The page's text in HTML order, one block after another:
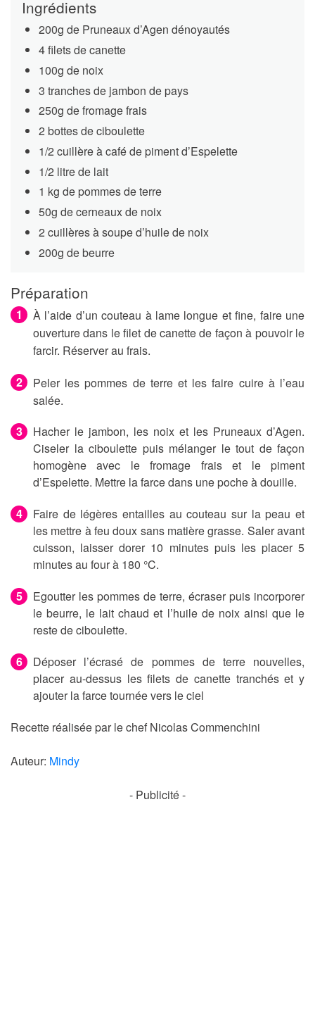
Ingrédients
200g de Pruneaux d’Agen dénoyautés
4 filets de canette
100g de noix
3 tranches de jambon de pays
250g de fromage frais
2 bottes de ciboulette
1/2 cuillère à café de piment d’Espelette
1/2 litre de lait
1 kg de pommes de terre
50g de cerneaux de noix
2 cuillères à soupe d’huile de noix
200g de beurre
Préparation
À l’aide d’un couteau à lame longue et fine, faire une
ouverture dans le filet de canette de façon à pouvoir le
farcir. Réserver au frais.
Peler les pommes de terre et les faire cuire à l’eau
salée.
Hacher le jambon, les noix et les Pruneaux d’Agen.
Ciseler la ciboulette puis mélanger le tout de façon
homogène avec le fromage frais et le piment
d’Espelette. Mettre la farce dans une poche à douille.
Faire de légères entailles au couteau sur la peau et
les mettre à feu doux sans matière grasse. Saler avant
cuisson, laisser dorer 10 minutes puis les placer 5
minutes au four à 180 °C.
Egoutter les pommes de terre, écraser puis incorporer
le beurre, le lait chaud et l’huile de noix ainsi que le
reste de ciboulette.
Déposer l’écrasé de pommes de terre nouvelles,
placer au-dessus les filets de canette tranchés et y
ajouter la farce tournée vers le ciel
Recette réalisée par le chef Nicolas Commenchini
Auteur: Mindy
- Publicité -